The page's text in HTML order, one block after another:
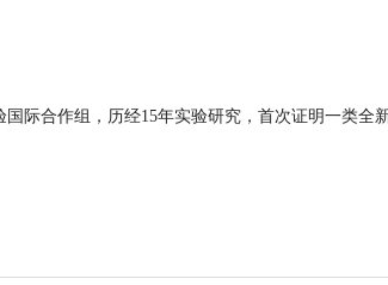
际合作组，历经15年实验研究，首次证明一类全